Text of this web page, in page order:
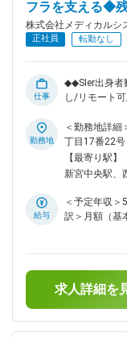
能ですので、
取得後の復帰
な就業が可能です。 ■当社の特徴 医薬
支えるトータ
た医療サービ
国472店舗を
で約11,678件
いま
フラを支える◆
株式会社メディカルシ
正社員 転勤なし
仕事
◆◆SIer出身者
し/リモート
業を展開する
だける方を募集いたします
て、クラウ
ンフラの設計
す。 調剤薬
ビス高度化に
取得、技術書
技術への挑戦
げればチャレンジでき
は59名で構
フラ領域のス
勤務地
＜勤務地詳
丁目17番22号
の定める事業
【最寄り駅】
新宮中央駅、
給与
＜予定年収
訳＞月額（基
支給）賃金
する可能性が
求人詳細を